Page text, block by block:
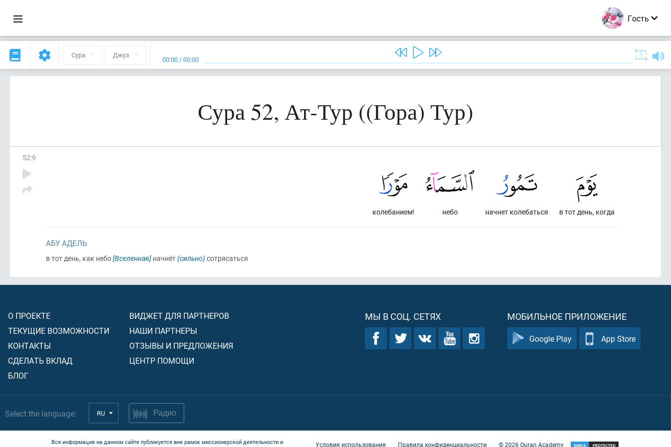
Гость
Сура Джуз 00:00 /00:00
Сура 52, Ат-Тур ((Гора) Тур)
52:9
в тот день, когда
начнет колебаться
небо
колебанием!
АБУ АДЕЛЬ
в тот день, как небо[Вселенная] начнёт(сильно) сотрясаться
О ПРОЕКТЕ
ТЕКУЩИЕ ВОЗМОЖНОСТИ
КОНТАКТЫ
СДЕЛАТЬ ВКЛАД
БЛОГ
ВИДЖЕТ ДЛЯ ПАРТНЕРОВ
НАШИ ПАРТНЕРЫ
ОТЗЫВЫ И ПРЕДЛОЖЕНИЯ
ЦЕНТР ПОМОЩИ
МЫ В СОЦ. СЕТЯХ МОБИЛЬНОЕ ПРИЛОЖЕНИЕ
Google Play App Store
Select the language: RU Радио
Вся информация на данном сайте публикуется вне рамок миссионерской деятельности и
Условия использования Правила конфиденциальности ©2026Quran Academy